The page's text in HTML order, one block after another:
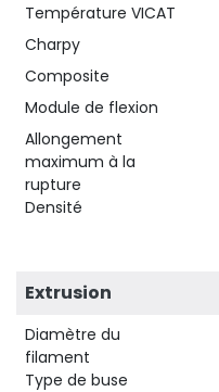
Température VICAT
Charpy
Composite
Module de flexion
Allongement
maximum à la
rupture
Densité
Extrusion
Diamètre du
filament
Type de buse